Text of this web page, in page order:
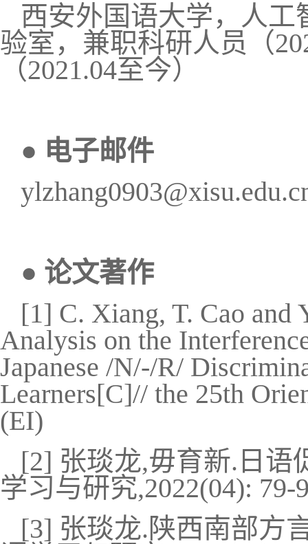
西安外国语大学，人
验室，兼职科研人员（
（2021.04至今）
● 电子邮件
● 论文著作
[1] C. Xiang, T. Cao and
Analysis on the
Japanese /N/-/R/
Learners[C]// the 25th
(EI)
[2] 张琰龙,毋育新. 日语
学习与研究,2022(04): 79-
[3] 张琰龙.陕西南部方